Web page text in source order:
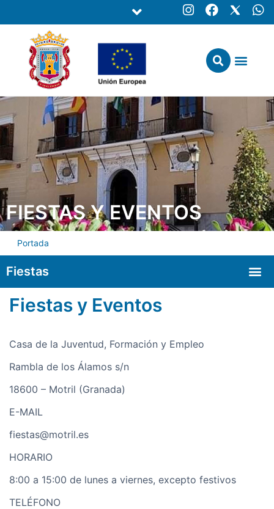
FIESTAS Y EVENTOS
Portada
Fiestas
Fiestas y Eventos
Casa de la Juventud, Formación y Empleo
Rambla de los Álamos s/n
18600 – Motril (Granada)
E-MAIL
fiestas@motril.es
HORARIO
8:00 a 15:00 de lunes a viernes, excepto festivos
TELÉFONO